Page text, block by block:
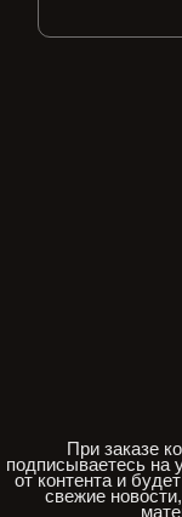
При заказе
подписываетесь на
от контента и
свежие